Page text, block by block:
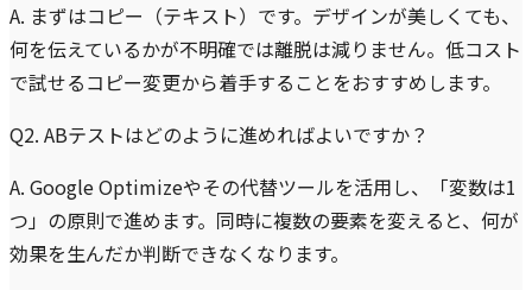
A. まずはコピー（テキスト）です。デザインが美しくても、
何を伝えているかが不明確では離脱は減りません。低コスト
で試せるコピー変更から着手することをおすすめします。
Q2. ABテストはどのように進めればよいですか？
A. Google Optimizeやその代替ツールを活用し、「変数は1
つ」の原則で進めます。同時に複数の要素を変えると、何が
効果を生んだか判断できなくなります。